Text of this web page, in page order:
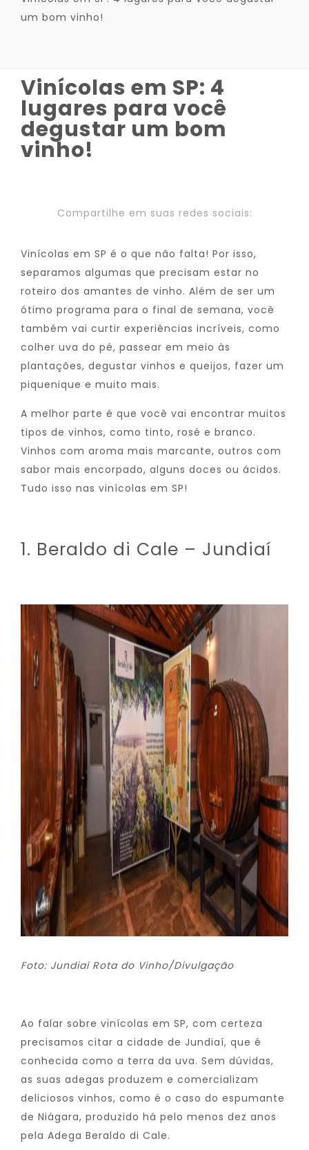
um bom vinho!
Vinícolas em SP: 4
lugares para você
degustar um bom
vinho!
Compartilhe em suas redes sociais:
Vinícolas em SP é o que não falta! Por isso,
separamos algumas que precisam estar no
roteiro dos amantes de vinho. Além de ser um
ótimo programa para o final de semana, você
também vai curtir experiências incríveis, como
colher uva do pé, passear em meio às
plantações, degustar vinhos e queijos, fazer um
piquenique e muito mais.
A melhor parte é que você vai encontrar muitos
tipos de vinhos, como tinto, rosé e branco.
Vinhos com aroma mais marcante, outros com
sabor mais encorpado, alguns doces ou ácidos.
Tudo isso nas vinícolas em SP!
1. Beraldo di Cale – Jundiaí
Foto: Jundiaí Rota do Vinho/Divulgação
Ao falar sobre vinícolas em SP, com certeza
precisamos citar a cidade de Jundiaí, que é
conhecida como a terra da uva. Sem dúvidas,
as suas adegas produzem e comercializam
deliciosos vinhos, como é o caso do espumante
de Niágara, produzido há pelo menos dez anos
pela Adega Beraldo di Cale.